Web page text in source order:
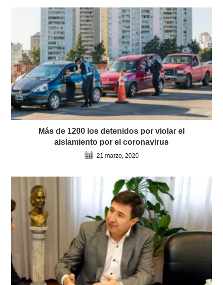
Más de 1200 los detenidos por violar el
aislamiento por el coronavirus
21 marzo, 2020